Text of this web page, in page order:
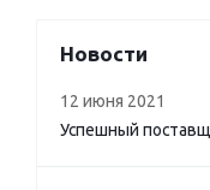
Новости
12 июня 2021
Успешный